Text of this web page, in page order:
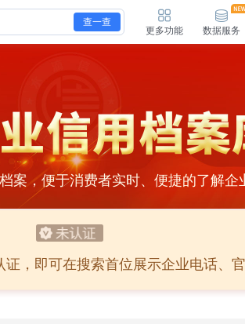
查一查
更多功能 数据服务
案，便于消费者实时、便捷的了解企
证，即可在搜索首位展示企业电话、